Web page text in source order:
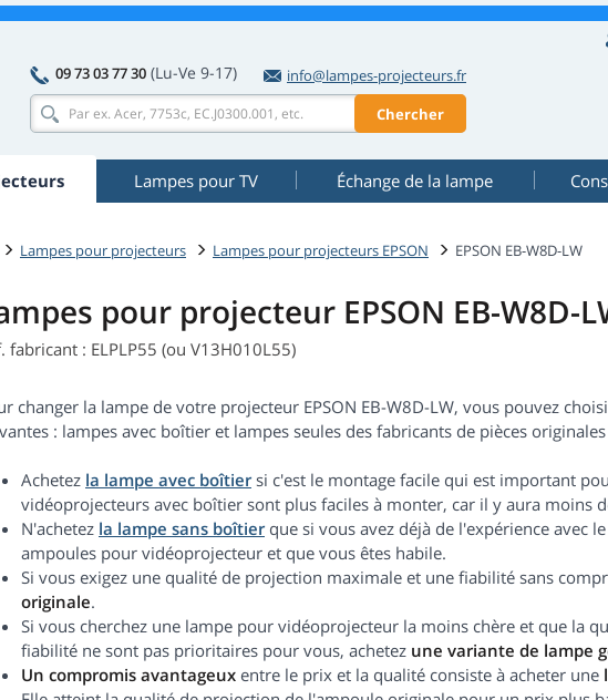
09 73 03 77 30 (Lu-Ve 9-17)
info@lampes-projecteurs.fr
Chercher
Lampes pour TV Échange de la lampe
Lampes pour projecteurs Lampes pour projecteurs EPSON EPSON EB-W8D-LW
pour projecteur EPSON EB-W8D-
fabricant : ELPLP55 (ou V13H010L55)
changer la lampe de votre projecteur EPSON EB-W8D-LW, vous pouvez
: lampes avec boîtier et lampes seules des fabricants de pièces
Achetez la lampe avec boîtiersi c'est le montage facile qui est important
vidéoprojecteurs avec boîtier sont plus faciles à monter, car il y aura moins
N'achetez la lampe sans boîtierque si vous avez déjà de l'expérience avec
ampoules pour vidéoprojecteur et que vous êtes habile.
Si vous exigez une qualité de projection maximale et une fiabilité sans
originale.
Si vous cherchez une lampe pour vidéoprojecteur la moins chère et que la
fiabilité ne sont pas prioritaires pour vous, achetez une variante de lampe
Un compromis avantageux entre le prix et la qualité consiste à acheter une